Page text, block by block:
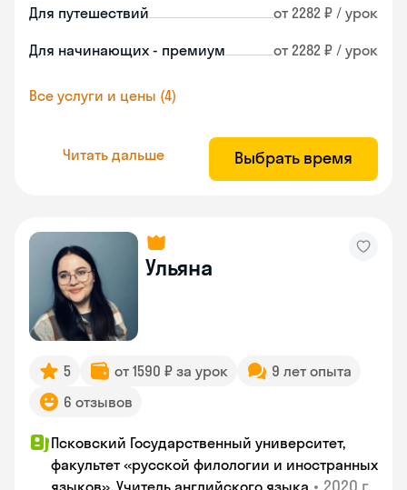
Для путешествий от 2282 ₽ / урок
Для начинающих - премиум от 2282 ₽ / урок
Все услуги и цены (4)
Читать дальше Выбрать время
Ульяна
5 от 1590 ₽ за урок
9 лет опыта
6 отзывов
Псковский Государственный университет,
факультет «русской филологии и иностранных
языков», Учитель английского языка